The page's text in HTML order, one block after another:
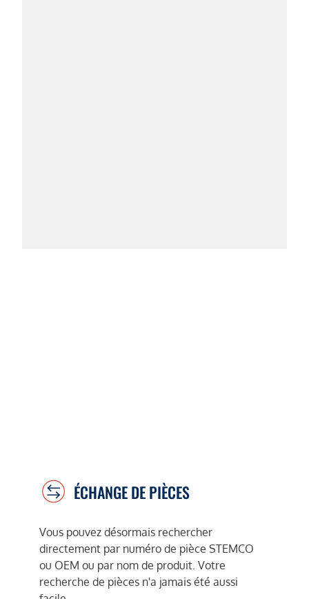
ÉCHANGE DE PIÈCES
Vous pouvez désormais rechercher
directement par numéro de pièce STEMCO
ou OEM ou par nom de produit. Votre
recherche de pièces n'a jamais été aussi